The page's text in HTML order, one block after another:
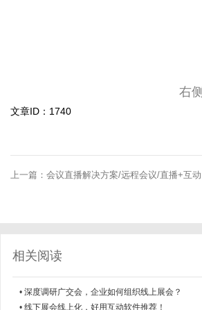
右侧
文章ID：1740
上一篇： 会议直播解决方案/远程会议/直播+互动
相关阅读
• 深度调研广交会，企业如何组织线上展会？
• 线下展会线上化，好用互动软件推荐！